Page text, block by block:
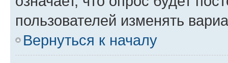
пользователей изменять
Вернуться к началу